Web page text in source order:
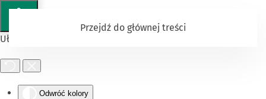
Ułatwienia dostępu
Odwróć kolory
Przejdź do głównej treści